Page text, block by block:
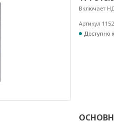
Включает
Артикул
Доступно